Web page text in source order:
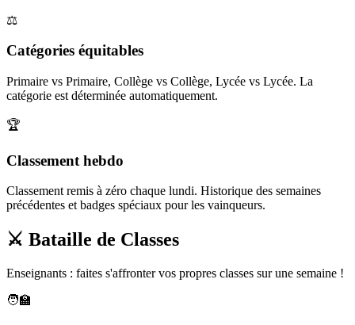
⚖️
Catégories équitables
Primaire vs Primaire, Collège vs Collège, Lycée vs Lycée. La
catégorie est déterminée automatiquement.
🏆
Classement hebdo
Classement remis à zéro chaque lundi. Historique des semaines
précédentes et badges spéciaux pour les vainqueurs.
⚔️ Bataille de Classes
Enseignants : faites s'affronter vos propres classes sur une semaine !
🧑‍🏫